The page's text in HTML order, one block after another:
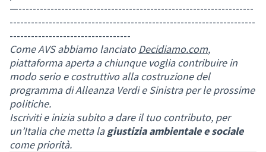
—------------------------------------------------------------------
---------------------------------------------------------------------
----------------------------------
Come AVS abbiamo lanciato Decidiamo.com,
piattaforma aperta a chiunque voglia contribuire in
modo serio e costruttivo alla costruzione del
programma di Alleanza Verdi e Sinistra per le prossime
politiche.
Iscriviti e inizia subito a dare il tuo contributo, per
un’Italia che metta lagiustizia ambientale e sociale
come priorità.